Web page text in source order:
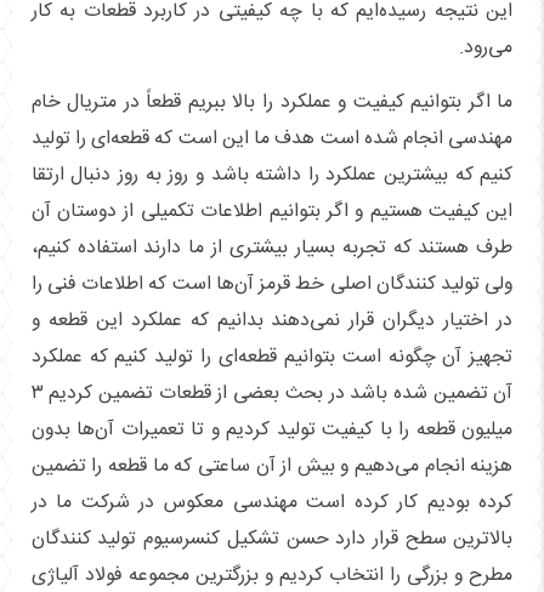
این نتیجه رسیده‌ایم که با چه کیفیتی در کاربرد قطعات به کار
می‌رود.
ما اگر بتوانیم کیفیت و عملکرد را بالا ببریم قطعاً در متریال خام
مهندسی انجام شده است هدف ما این است که قطعه‌ای را تولید
کنیم که بیشترین عملکرد را داشته باشد و روز به روز دنبال ارتقا
این کیفیت هستیم و اگر بتوانیم اطلاعات تکمیلی از دوستان آن
طرف هستند که تجربه بسیار بیشتری از ما دارند استفاده کنیم،
ولی تولید کنندگان اصلی خط قرمز آن‌ها است که اطلاعات فنی را
در اختیار دیگران قرار نمی‌دهند بدانیم که عملکرد این قطعه و
تجهیز آن چگونه است بتوانیم قطعه‌ای را تولید کنیم که عملکرد
آن تضمین شده باشد در بحث بعضی از قطعات تضمین کردیم ۳
میلیون قطعه را با کیفیت تولید کردیم و تا تعمیرات آن‌ها بدون
هزینه انجام می‌دهیم و بیش از آن ساعتی که ما قطعه را تضمین
کرده بودیم کار کرده است مهندسی معکوس در شرکت ما در
بالاترین سطح قرار دارد حسن تشکیل کنسرسیوم تولید کنندگان
مطرح و بزرگی را انتخاب کردیم و بزرگترین مجموعه فولاد آلیاژی